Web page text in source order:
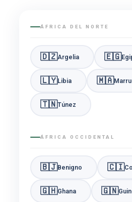
ÁFRICA DEL NORTE
🇩🇿Argelia 🇪🇬
🇱🇾Libia 🇲🇦
🇹🇳Túnez
ÁFRICA OCCIDENTAL
🇧🇯Benigno 🇨🇮
🇬🇭Ghana 🇬🇳